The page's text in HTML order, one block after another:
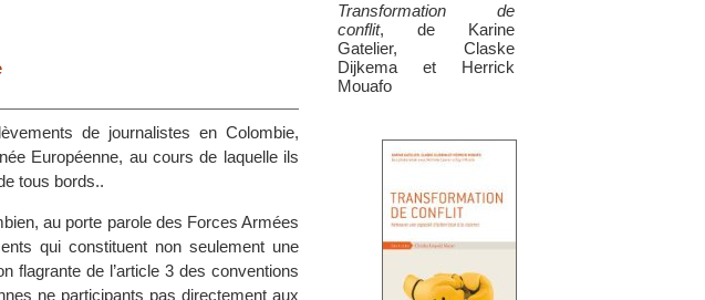
Transformation de
conflit, de Karine
Gatelier, Claske
Dijkema et Herrick
Mouafo
de journalistes en Colombie,
Européenne, au cours de laquelle ils
tous bords..
au porte parole des Forces Armées
qui constituent non seulement une
flagrante de l’article 3 des conventions
ne participants pas directement aux